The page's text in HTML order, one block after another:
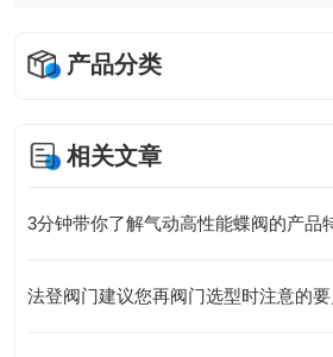
产品分类
相关文章
3分钟带你了解气动高性能蝶阀的产品
法登阀门建议您再阀门选型时注意的要